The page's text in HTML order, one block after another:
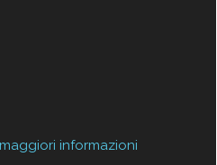
informazioni